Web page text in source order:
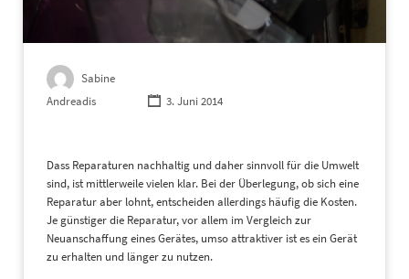
Sabine
Andreadis
3. Juni 2014
Dass Reparaturen nachhaltig und daher sinnvoll für die Umwelt
sind, ist mittlerweile vielen klar. Bei der Überlegung, ob sich eine
Reparatur aber lohnt, entscheiden allerdings häufig die Kosten.
Je günstiger die Reparatur, vor allem im Vergleich zur
Neuanschaffung eines Gerätes, umso attraktiver ist es ein Gerät
zu erhalten und länger zu nutzen.